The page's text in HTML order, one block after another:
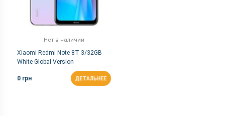
Нет в наличии
Xiaomi Redmi Note 8T 3/32GB
White Global Version
0 грн ДЕТАЛЬНЕЕ